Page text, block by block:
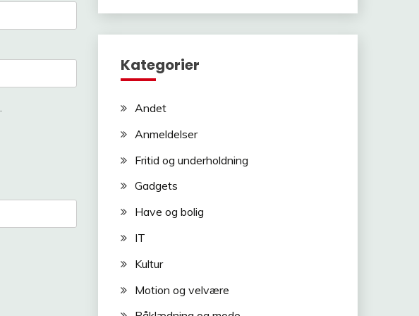
Kategorier
Andet
Anmeldelser
Fritid og underholdning
Gadgets
Have og bolig
IT
Kultur
Motion og velvære